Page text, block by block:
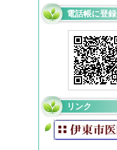
電話帳に登録
リンク